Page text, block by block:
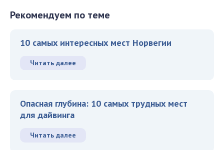
Рекомендуем по теме
10 самых интересных мест Норвегии
Читать далее
Опасная глубина: 10 самых трудных мест
для дайвинга
Читать далее